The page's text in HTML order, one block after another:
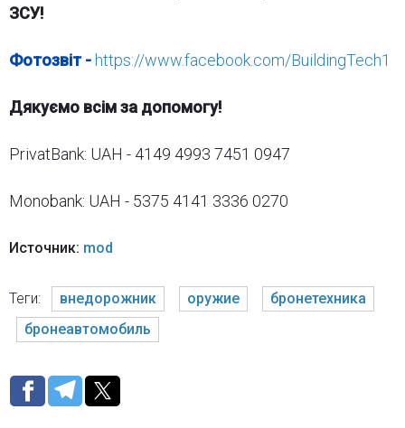
ЗСУ!
Фотозвіт - https://www.facebook.com/BuildingTech1
Дякуємо всім за допомогу!
PrivatBank: UAH - 4149 4993 7451 0947
Monobank: UAH - 5375 4141 3336 0270
Источник: mod
Теги: внедорожник оружие
бронетехника
бронеавтомобиль